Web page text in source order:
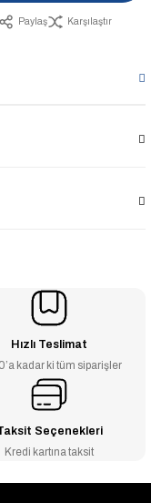
Paylaş Karşılaştır
Hızlı Teslimat
kadar ki tüm siparişler
Seçenekleri
Kredi kartına taksit